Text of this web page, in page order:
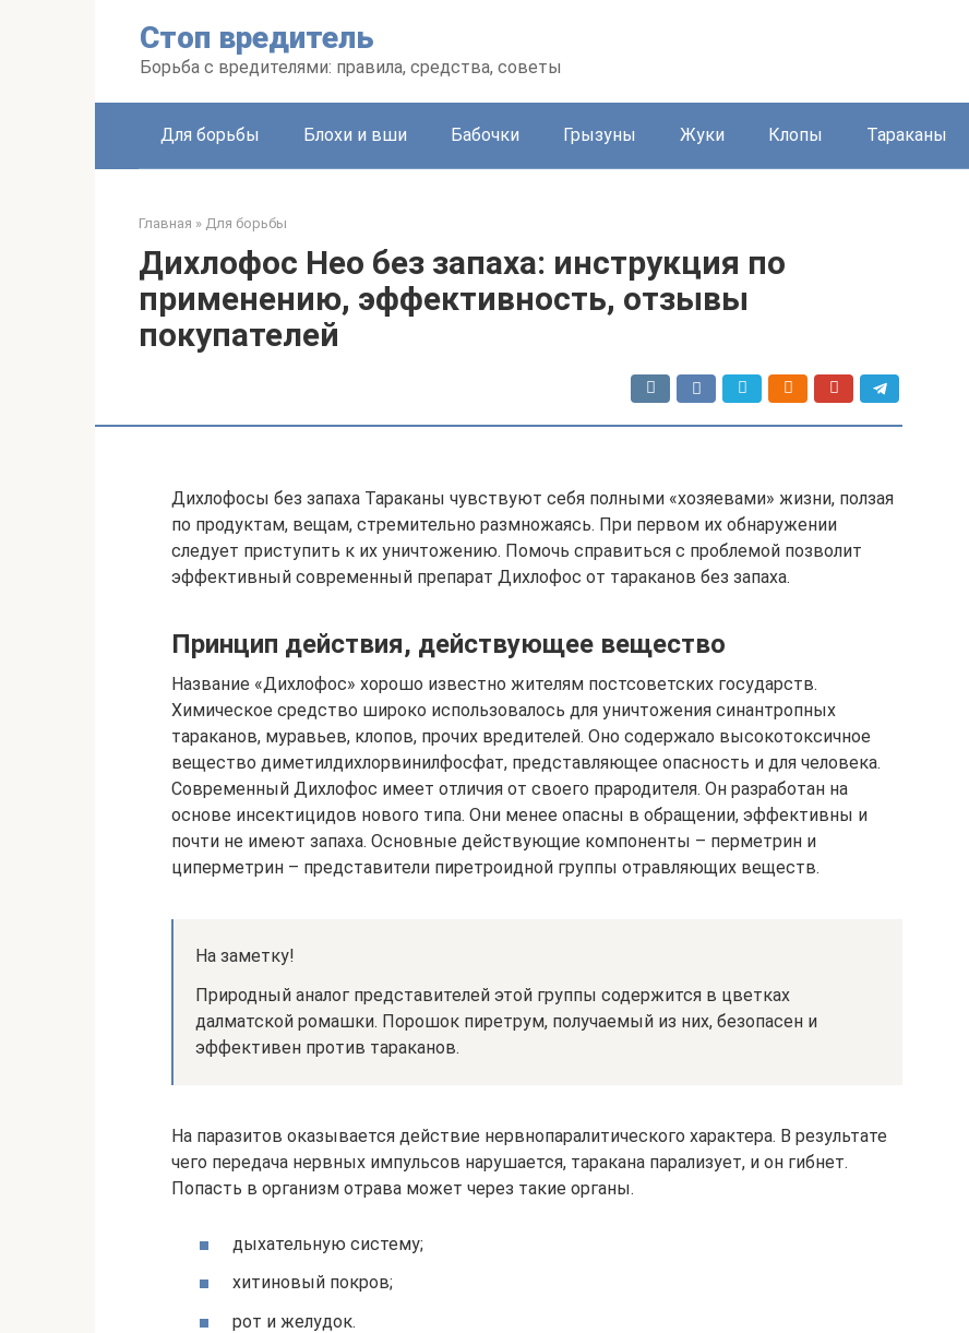
Стоп вредитель
Борьба с вредителями: правила, средства, советы
Для борьбы Блохи и вши Бабочки Грызуны Жуки Клопы Тараканы
Главная » Для борьбы
Дихлофос Нео без запаха: инструкция по
применению, эффективность, отзывы
покупателей
Дихлофосы без запаха Тараканы чувствуют себя полными «хозяевами» жизни, ползая
по продуктам, вещам, стремительно размножаясь. При первом их обнаружении
следует приступить к их уничтожению. Помочь справиться с проблемой позволит
эффективный современный препарат Дихлофос от тараканов без запаха.
Принцип действия, действующее вещество
Название «Дихлофос» хорошо известно жителям постсоветских государств.
Химическое средство широко использовалось для уничтожения синантропных
тараканов, муравьев, клопов, прочих вредителей. Оно содержало высокотоксичное
вещество диметилдихлорвинилфосфат, представляющее опасность и для человека.
Современный Дихлофос имеет отличия от своего прародителя. Он разработан на
основе инсектицидов нового типа. Они менее опасны в обращении, эффективны и
почти не имеют запаха. Основные действующие компоненты – перметрин и
циперметрин – представители пиретроидной группы отравляющих веществ.
На заметку!
Природный аналог представителей этой группы содержится в цветках
далматской ромашки. Порошок пиретрум, получаемый из них, безопасен и
эффективен против тараканов.
На паразитов оказывается действие нервнопаралитического характера. В результате
чего передача нервных импульсов нарушается, таракана парализует, и он гибнет.
Попасть в организм отрава может через такие органы.
дыхательную систему;
хитиновый покров;
рот и желудок.